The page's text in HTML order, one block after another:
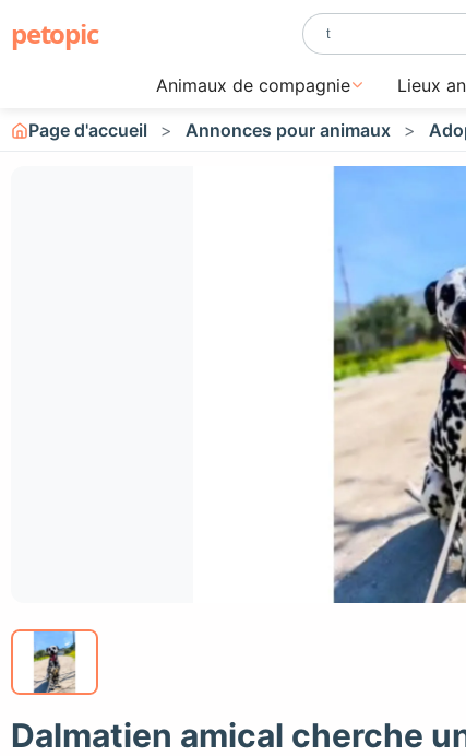
petopic
Animaux de compagnie Lieux
Page d'accueil Annonces pour animaux
Dalmatien amical cherche